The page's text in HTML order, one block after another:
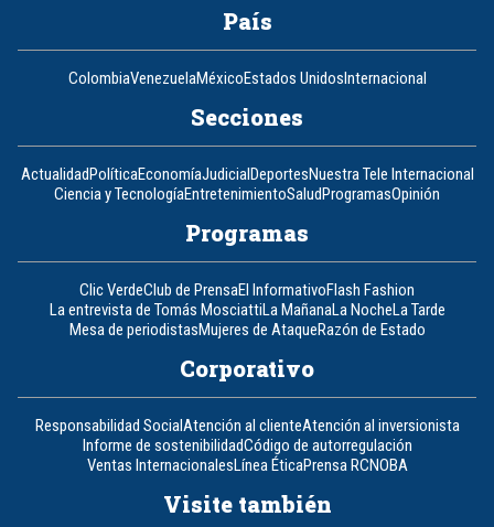
País
ColombiaVenezuelaMéxicoEstados UnidosInternacional
Secciones
ActualidadPolíticaEconomíaJudicialDeportesNuestra Tele Internacional
Ciencia y TecnologíaEntretenimientoSaludProgramasOpinión
Programas
Clic VerdeClub de PrensaEl InformativoFlash Fashion
La entrevista de Tomás MosciattiLa MañanaLa NocheLa Tarde
Mesa de periodistasMujeres de AtaqueRazón de Estado
Corporativo
Responsabilidad SocialAtención al clienteAtención al inversionista
Informe de sostenibilidadCódigo de autorregulación
Ventas InternacionalesLínea ÉticaPrensa RCNOBA
Visite también